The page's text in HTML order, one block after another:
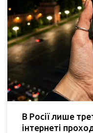
В Росії лише
інтернеті